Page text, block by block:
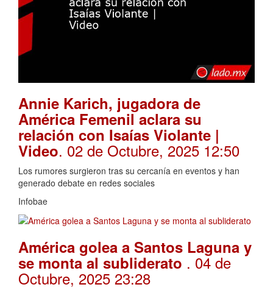
Annie Karich, jugadora de
América Femenil aclara su
relación con Isaías Violante |
Video. 02 de Octubre, 2025 12:50
Los rumores surgieron tras su cercanía en eventos y han
generado debate en redes sociales
Infobae
América golea a Santos Laguna y
se monta al subliderato . 04 de
Octubre, 2025 23:28